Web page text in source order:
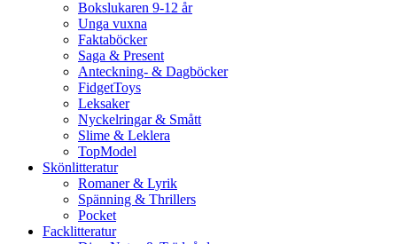
Bokslukaren 9-12 år
Unga vuxna
Faktaböcker
Saga & Present
Anteckning- & Dagböcker
FidgetToys
Leksaker
Nyckelringar & Smått
Slime & Leklera
TopModel
Skönlitteratur
Romaner & Lyrik
Spänning & Thrillers
Pocket
Facklitteratur